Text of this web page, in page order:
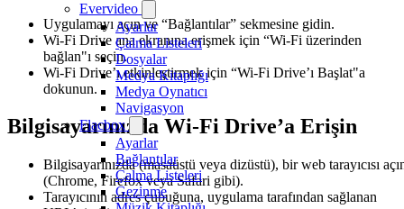
Evervideo
Ayarlar
Çalma Listeleri
Dosyalar
Medya Kitaplığı
Medya Oynatıcı
Navigasyon
Flacbox
Ayarlar
Bağlantılar
Çalma Listeleri
Gezinme
Uygulamayı açın ve “Bağlantılar” sekmesine gidin.
Wi-Fi Drive ana ekranına erişmek için “Wi-Fi üzerinden
bağlan"ı seçin.
Wi-Fi Drive’ı etkinleştirmek için “Wi-Fi Drive’ı Başlat"a
dokunun.
Bilgisayarınızda Wi-Fi Drive’a Erişin
Bilgisayarınızda (masaüstü veya dizüstü), bir web tarayıcısı
(Chrome, Firefox veya Safari gibi).
Tarayıcının adres çubuğuna, uygulama tarafından sağlanan